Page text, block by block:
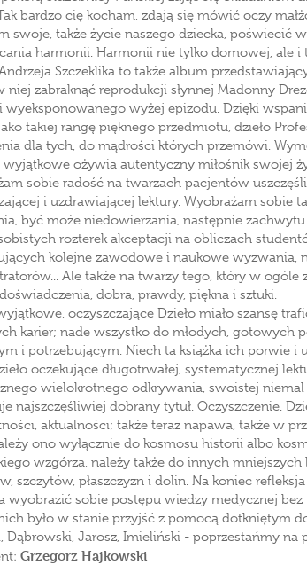
bardzo cię kocham, zdają się mówić oczy
swoje, także życie naszego dziecka, poświecić
harmonii. Harmonii nie tylko domowej, ale i
Szczeklika to także album
niej zabraknąć reprodukcji słynnej Madonny
wyeksponowanego wyżej epizodu. Dzięki
takiej rangę pięknego przedmiotu, dzieło
dla tych, do mądrości których przemówi.
wyjątkowe ożywia autentyczny miłośnik swojej
sobie radość na twarzach pacjentów
i uzdrawiającej lektury. Wyobrażam sobie
być może niedowierzania, następnie
rozterek akceptacji na obliczach
kolejne zawodowe i naukowe wyzwania,
Ale także na twarzy tego, który w ogóle
dobra, prawdy, piękna i sztuki.
oczyszczające Dzieło miało szansę
karier; nade wszystko do młodych, gotowych
i potrzebującym. Niech ta książka ich porwie i
oczekujące długotrwałej, systematycznej
wielokrotnego odkrywania, swoistej
najszczęśliwiej dobrany tytuł. Oczyszczenie.
aktualności; także teraz napawa, także w
ono wyłącznie do kosmosu historii albo
wzgórza, należy także do innych
szczytów, płaszczyzn i dolin. Na koniec
wyobrazić sobie postępu wiedzy medycznej bez
było w stanie przyjść z pomocą dotkniętym
Dąbrowski, Jarosz, Imieliński - poprzestańmy na
Grzegorz Hajkowski